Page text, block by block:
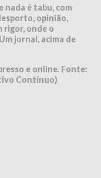
nada é tabu, com
opinião,
onde o
jornal, acima de
e online. Fonte:
Contínuo)